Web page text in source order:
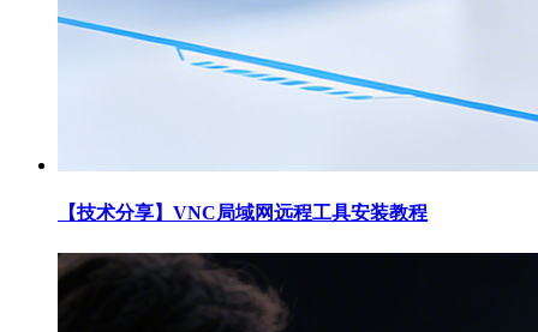
【技术分享】VNC局域网远程工具安装教程